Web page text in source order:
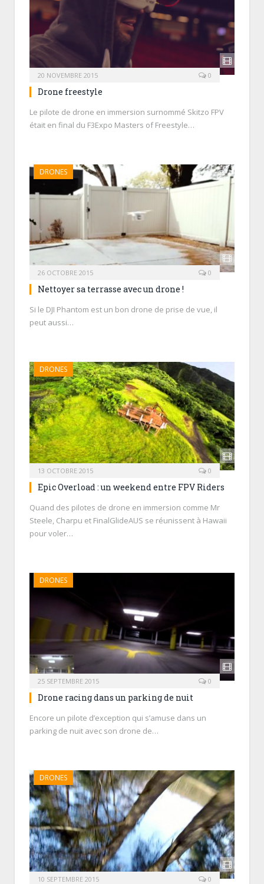
20 NOVEMBRE 2015 0
Drone freestyle
Le pilote de drone en immersion surnommé Skitzo FPV
était en final du F3Expo Masters of Freestyle…
DRONES
26 OCTOBRE 2015 0
Nettoyer sa terrasse avec un drone !
Si le DJI Phantom est un bon drone de prise de vue, il
peut aussi…
DRONES
13 OCTOBRE 2015 0
Epic Overload : un weekend entre FPV Riders
Quand des pilotes de drone en immersion comme Mr
Steele, Charpu et FinalGlideAUS se réunissent à Hawaii
pour voler…
DRONES
25 SEPTEMBRE 2015 0
Drone racing dans un parking de nuit
Encore un pilote d’exception qui s’amuse dans un
parking de nuit avec son drone de…
DRONES
10 SEPTEMBRE 2015 0